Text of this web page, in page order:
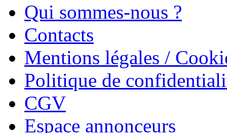
Qui sommes-nous ?
Contacts
Mentions légales /
Politique de
CGV
Espace annonceurs